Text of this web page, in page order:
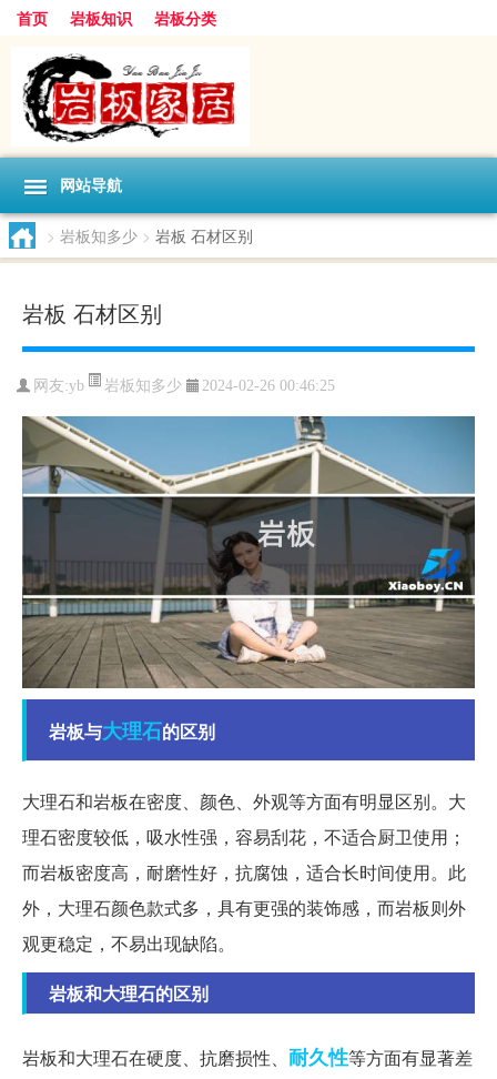
首页 岩板知识 岩板分类
网站导航
> 岩板知多少 > 岩板 石材区别
岩板 石材区别
网友:yb 岩板知多少 2024-02-26 00:46:25
岩板与大理石的区别
大理石和岩板在密度、颜色、外观等方面有明显区别。大
理石密度较低，吸水性强，容易刮花，不适合厨卫使用；
而岩板密度高，耐磨性好，抗腐蚀，适合长时间使用。此
外，大理石颜色款式多，具有更强的装饰感，而岩板则外
观更稳定，不易出现缺陷。
岩板和大理石的区别
岩板和大理石在硬度、抗磨损性、 耐久性等方面有显著差